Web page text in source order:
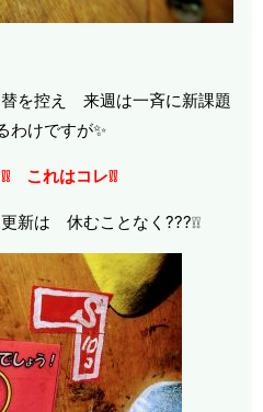
を控え 来週は一斉に新課題
わけですが✨
これはコレ❕❕
新は 休むことなく???❕❕